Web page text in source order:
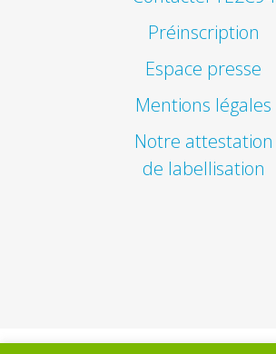
Préinscription
Espace presse
Mentions légales
Notre attestation
de labellisation